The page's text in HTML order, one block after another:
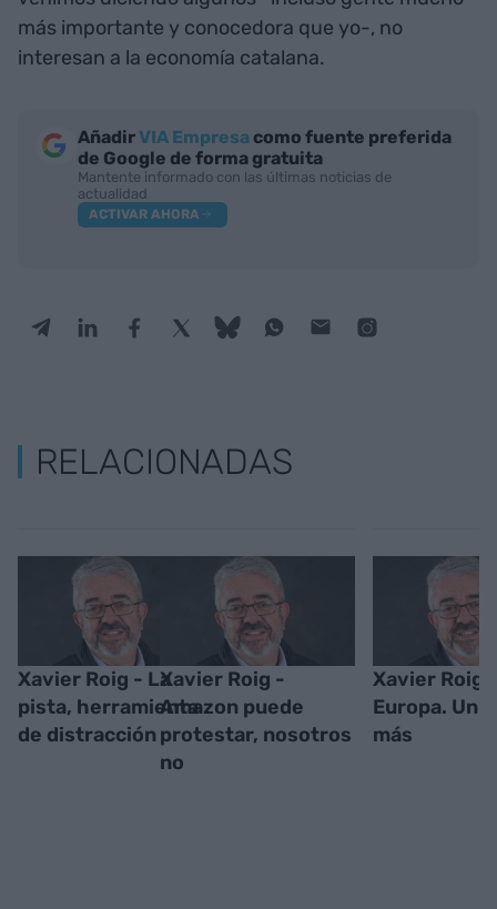
más importante y conocedora que yo-, no
interesan a la economía catalana.
AñadirVIA Empresa como fuente preferida
de Google de forma gratuita
Mantente informado con las últimas noticias de
actualidad
ACTIVAR AHORA
RELACIONADAS
Xavier Roig - La
pista, herramienta
de distracción
Xavier Roig -
Amazon puede
protestar, nosotros
no
Xavier Roig
Europa. Un
más